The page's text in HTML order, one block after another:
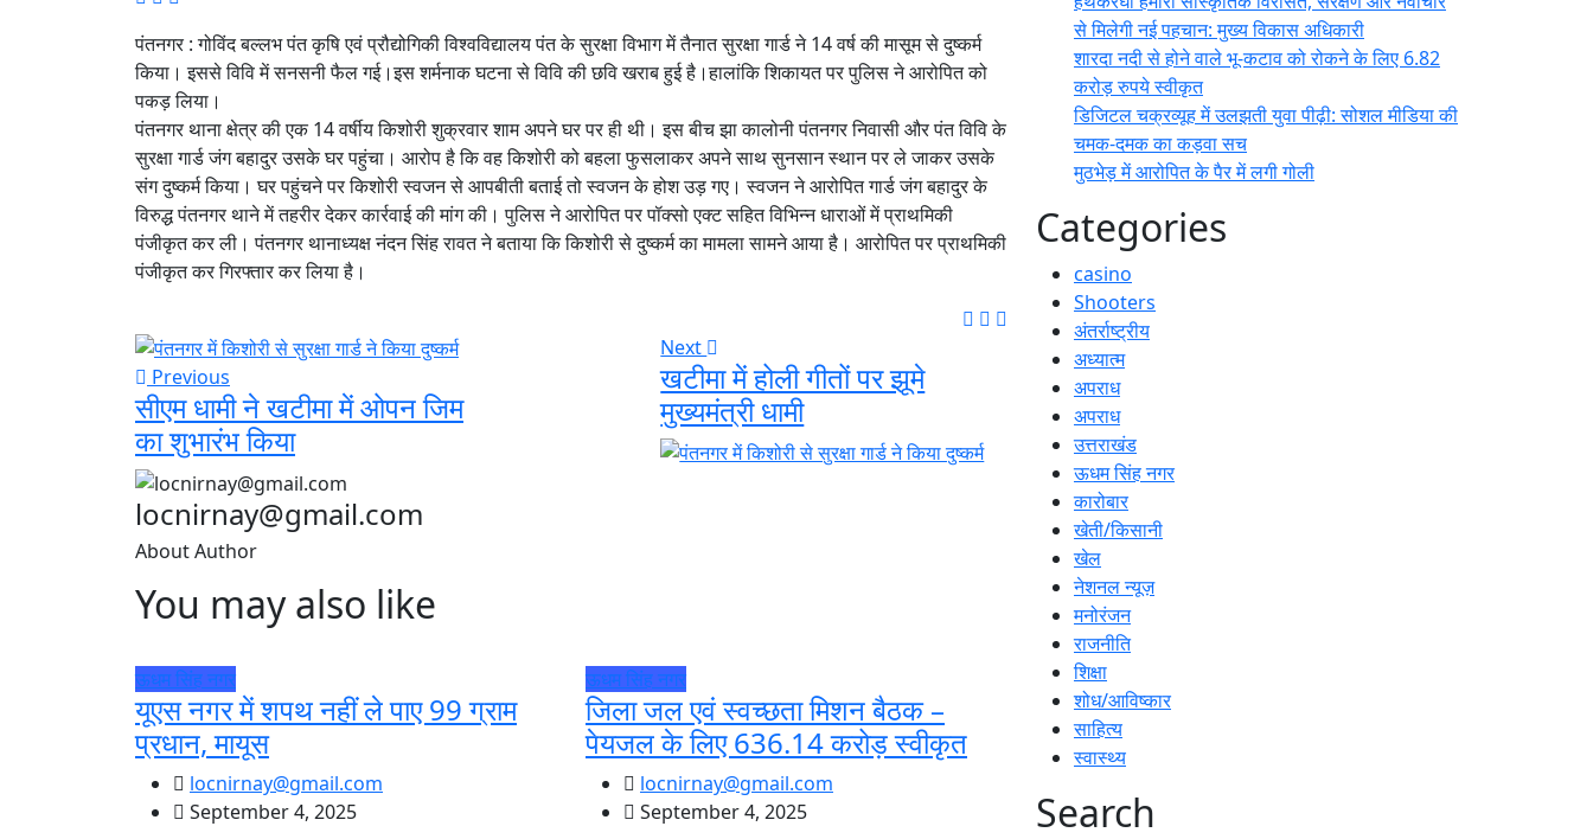
पंतनगर : गोविंद बल्लभ पंत कृषि एवं प्रौद्योगिकी विश्वविद्यालय पंत के सुरक्षा विभाग में तैनात सुरक्षा गार्ड ने 14 वर्ष की मासूम से दुष्कर्म
किया। इससे विवि में सनसनी फैल गई।इस शर्मनाक घटना से विवि की छवि खराब हुई है।हालांकि शिकायत पर पुलिस ने आरोपित को
पकड़ लिया।
पंतनगर थाना क्षेत्र की एक 14 वर्षीय किशोरी शुक्रवार शाम अपने घर पर ही थी। इस बीच झा कालोनी पंतनगर निवासी और पंत विवि के
सुरक्षा गार्ड जंग बहादुर उसके घर पहुंचा। आरोप है कि वह किशोरी को बहला फुसलाकर अपने साथ सुनसान स्थान पर ले जाकर उसके
संग दुष्कर्म किया। घर पहुंचने पर किशोरी स्वजन से आपबीती बताई तो स्वजन के होश उड़ गए। स्वजन ने आरोपित गार्ड जंग बहादुर के
विरुद्ध पंतनगर थाने में तहरीर देकर कार्रवाई की मांग की। पुलिस ने आरोपित पर पॉक्सो एक्ट सहित विभिन्न धाराओं में प्राथमिकी
पंजीकृत कर ली। पंतनगर थानाध्यक्ष नंदन सिंह रावत ने बताया कि किशोरी से दुष्कर्म का मामला सामने आया है। आरोपित पर प्राथमिकी
पंजीकृत कर गिरफ्तार कर लिया है।
Previous
सीएम धामी ने खटीमा में ओपन जिम
का शुभारंभ किया
Next
खटीमा में होली गीतों पर झूमे
मुख्यमंत्री धामी
locnirnay@gmail.com
About Author
You may also like
ऊधम सिंह नगर
यूएस नगर में शपथ नहीं ले पाए 99 ग्राम
प्रधान, मायूस
locnirnay@gmail.com
September 4, 2025
ऊधम सिंह नगर
जिला जल एवं स्वच्छता मिशन बैठक –
पेयजल के लिए 636.14 करोड़ स्वीकृत
locnirnay@gmail.com
September 4, 2025
से मिलेगी नई पहचान: मुख्य विकास अधिकारी
शारदा नदी से होने वाले भू-कटाव को रोकने के लिए 6.82
करोड़ रुपये स्वीकृत
डिजिटल चक्रव्यूह में उलझती युवा पीढ़ी: सोशल मीडिया की
चमक-दमक का कड़वा सच
मुठभेड़ में आरोपित के पैर में लगी गोली
Categories
casino
Shooters
अंतर्राष्ट्रीय
अध्यात्म
अपराध
अपराध
उत्तराखंड
ऊधम सिंह नगर
कारोबार
खेती/किसानी
खेल
नेशनल न्यूज़
मनोरंजन
राजनीति
शिक्षा
शोध/आविष्कार
साहित्य
स्वास्थ्य
Search